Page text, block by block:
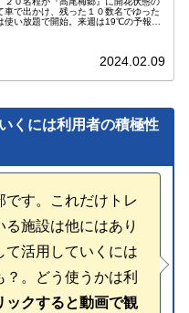
車で出かけ、残った１０数名でゆった
使い放題で開始。来週は19℃の予報
2024.02.09
くには利用者の積極性
す。これだけトレ
施設は他にはあり
て活用していくには
。どう使うかは利
ックすると動画で観